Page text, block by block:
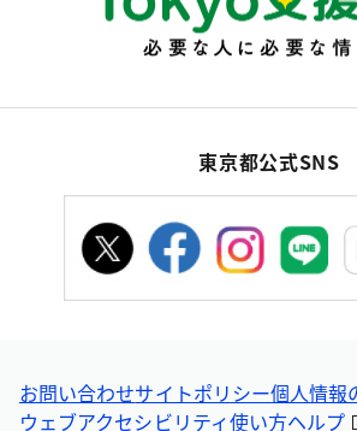
東京都公式SNS
お問い合わせサイトポリシー個人情報
ウェブアクセシビリティ使い方ヘルプ